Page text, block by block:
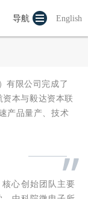
English
导航
元Pre-A轮融资
有限公司 完成了
本与毅达资本联
产品量产、技术
”
核心创始团队主要